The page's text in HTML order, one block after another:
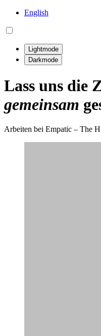
English
Lightmode
Darkmode
Lass uns die
gemeinsam
Arbeiten bei Empatic – The